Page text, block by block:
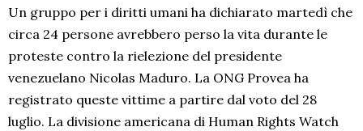
Un gruppo per i diritti umani ha dichiarato martedì che
circa 24 persone avrebbero perso la vita durante le
proteste contro la rielezione del presidente
venezuelano Nicolas Maduro. La ONG Provea ha
registrato queste vittime a partire dal voto del 28
luglio. La divisione americana di Human Rights Watch